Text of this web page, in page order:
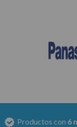
Productos con6